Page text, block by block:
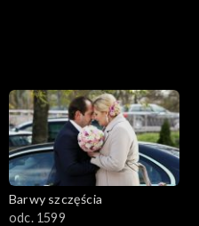
Barwy szczęścia
odc. 1599